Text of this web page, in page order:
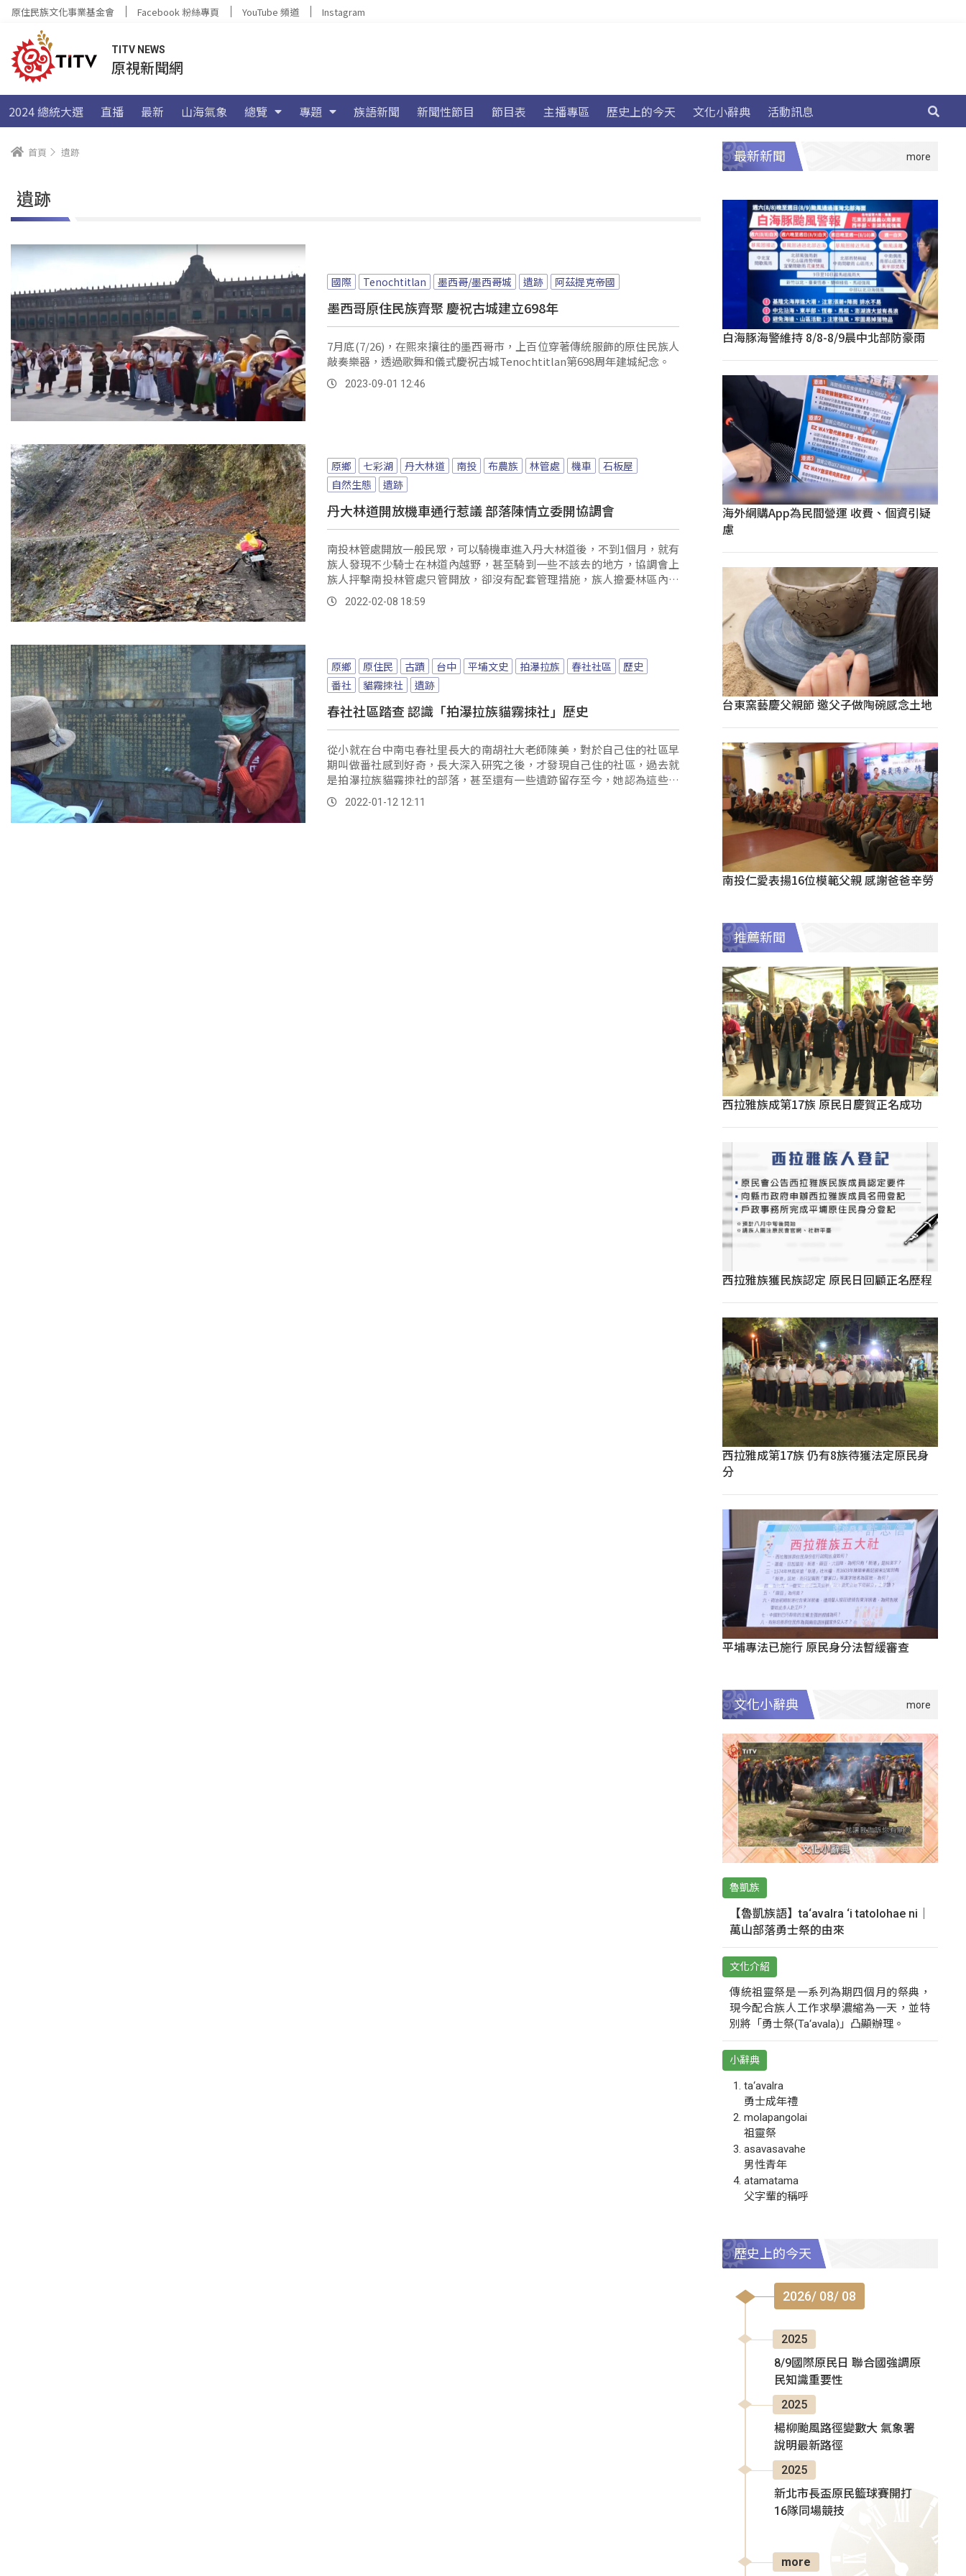
原住民族文化事業基金會 Facebook 粉絲專頁 YouTube 頻道 Instagram
TITV NEWS
原視新聞網
2024 總統大選 直播 最新 山海氣象 總覽 專題 族語新聞 新聞性節目 節目表 主播專區 歷史上的今天 文化小辭典 活動訊息
首頁 遺跡
遺跡
國際 Tenochtitlan 墨西哥/墨西哥城 遺跡 阿茲提克帝國
墨西哥原住民族齊聚 慶祝古城建立698年
7月底(7/26)，在熙來攘往的墨西哥市，上百位穿著傳統服飾的原住民族人
敲奏樂器，透過歌舞和儀式慶祝古城Tenochtitlan第698周年建城紀念。
2023-09-01 12:46
原鄉 七彩湖 丹大林道 南投 布農族 林管處 機車
石板屋
自然生態
遺跡
丹大林道開放機車通行惹議 部落陳情立委開協調會
南投林管處開放一般民眾，可以騎機車進入丹大林道後，不到1個月，就有
族人發現不少騎士在林道內越野，甚至騎到一些不該去的地方，協調會上
族人抨擊南投林管處只管開放，卻沒有配套管理措施，族人擔憂林區內百
年歷史布農石板屋，遭到破壞。
2022-02-08 18:59
原鄉 原住民 古蹟 台中 平埔文史 拍瀑拉族 春社社區
歷史
番社
貓霧拺社 遺跡
春社社區踏查 認識「拍瀑拉族貓霧拺社」歷史
從小就在台中南屯春社里長大的南胡社大老師陳美，對於自己住的社區早
期叫做番社感到好奇，長大深入研究之後，才發現自己住的社區，過去就
是拍瀑拉族貓霧拺社的部落，甚至還有一些遺跡留存至今，她認為這些都
是相當珍...。
2022-01-12 12:11
最新新聞
白海豚海警維持 8/8-8/9晨中北部防豪雨
海外網購App為民間營運 收費、個資引疑
慮
台東窯藝慶父親節 邀父子做陶碗感念土地
南投仁愛表揚16位模範父親 感謝爸爸辛勞
推薦新聞
西拉雅族成第17族 原民日慶賀正名成功
西拉雅族獲民族認定 原民日回顧正名歷程
西拉雅成第17族 仍有8族待獲法定原民身
分
平埔專法已施行 原民身分法暫緩審查
文化小辭典
魯凱族
【魯凱族語】ta‘avalra ‘i tatolohae ni｜
萬山部落勇士祭的由來
文化介紹
傳統祖靈祭是一系列為期四個月的祭典，
現今配合族人工作求學濃縮為一天，並特
別將「勇士祭(Ta‘avala)」凸顯辦理。
小辭典
ta‘avalra
勇士成年禮
molapangolai
祖靈祭
asavasavahe
男性青年
atamatama
父字輩的稱呼
歷史上的今天
2026/ 08/ 08
2025
8/9國際原民日 聯合國強調原
民知識重要性
2025
楊柳颱風路徑變數大 氣象署
說明最新路徑
2025
新北市長盃原民籃球賽開打
16隊同場競技
more